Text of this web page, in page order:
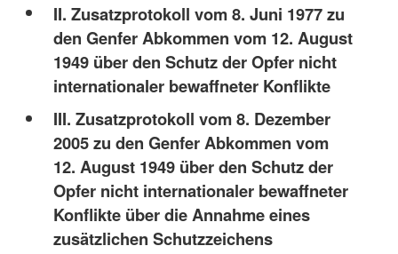
II. Zusatzprotokoll vom 8. Juni 1977 zu
den Genfer Abkommen vom 12. August
1949 über den Schutz der Opfer nicht
internationaler bewaffneter Konflikte
III. Zusatzprotokoll vom 8. Dezember
2005 zu den Genfer Abkommen vom
12. August 1949 über den Schutz der
Opfer nicht internationaler bewaffneter
Konflikte über die Annahme eines
zusätzlichen Schutzzeichens